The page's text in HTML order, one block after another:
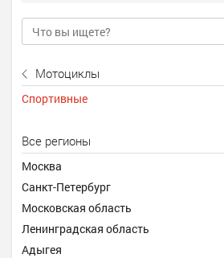
Мотоциклы
Спортивные
Все регионы
Москва
Санкт-Петербург
Московская область
Ленинградская область
Адыгея